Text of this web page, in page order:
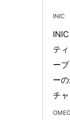
INIC
テ
ー
ー
チ